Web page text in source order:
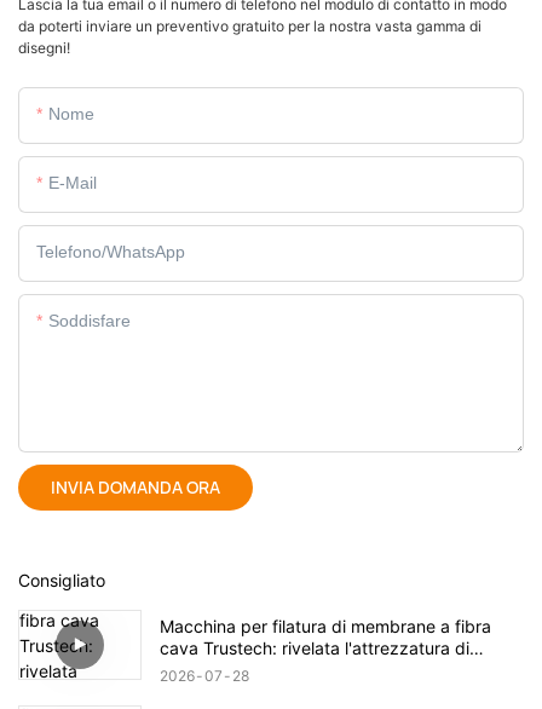
Lascia la tua email o il numero di telefono nel modulo di contatto in modo
da poterti inviare un preventivo gratuito per la nostra vasta gamma di
disegni!
Nome
E-Mail
Telefono/WhatsApp
Soddisfare
INVIA DOMANDA ORA
Consigliato
Macchina per filatura di membrane a fibra
cava Trustech: rivelata l'attrezzatura di
filatura TIPS (17)
2026 07 28